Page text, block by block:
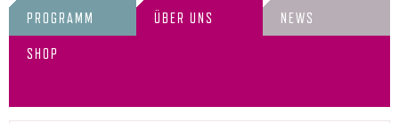
PROGRAMM ÜBER UNS NEWS
SHOP